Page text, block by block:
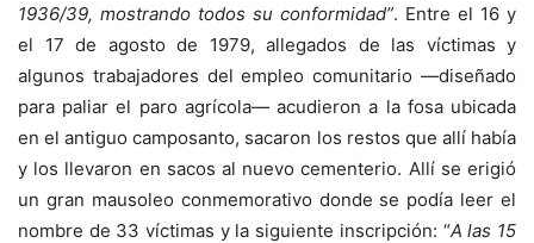
1936/39, mostrando todos su conformidad”. Entre el 16 y
el 17 de agosto de 1979, allegados de las víctimas y
algunos trabajadores del empleo comunitario —diseñado
para paliar el paro agrícola— acudieron a la fosa ubicada
en el antiguo camposanto, sacaron los restos que allí había
y los llevaron en sacos al nuevo cementerio. Allí se erigió
un gran mausoleo conmemorativo donde se podía leer el
nombre de 33 víctimas y la siguiente inscripción: “A las 15